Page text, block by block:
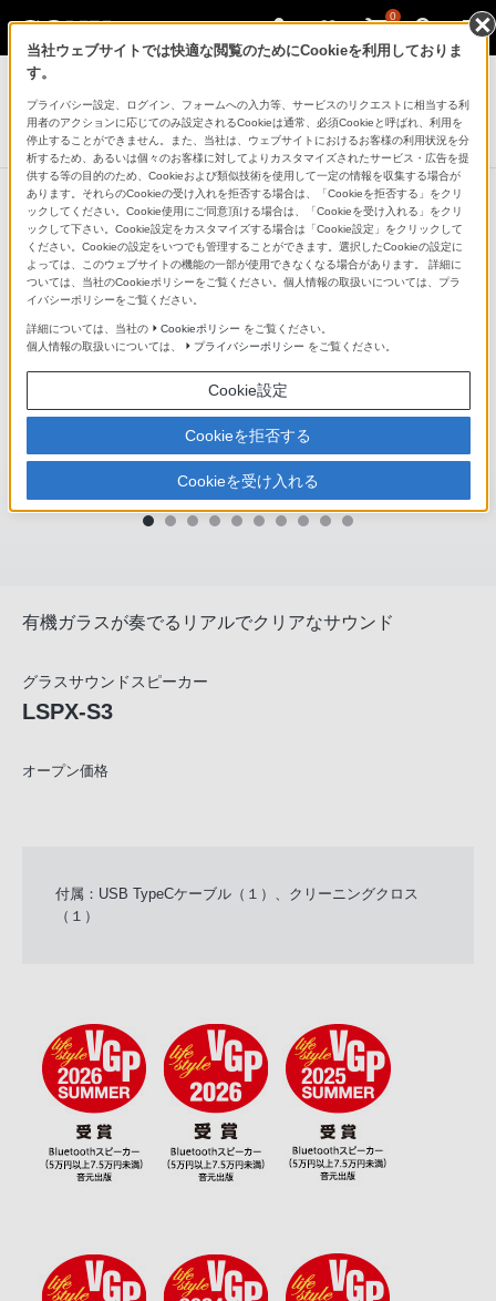
0
アクティブスピーカー/ネックスピーカー
グラスサウンドスピーカー
LSPX-S3
有機ガラスが奏でるリアルでクリアなサウンド
グラスサウンドスピーカー
LSPX-S3
オープン価格
付属：USB TypeCケーブル（１）、クリーニングクロス
（１）
当社ウェブサイトでは快適な閲覧のためにCookieを利用しておりま
す。
プライバシー設定、ログイン、フォームへの入力等、サービスのリクエストに相当する利
用者のアクションに応じてのみ設定されるCookieは通常、必須Cookieと呼ばれ、利用を
停止することができません。また、当社は、ウェブサイトにおけるお客様の利用状況を分
析するため、あるいは個々のお客様に対してよりカスタマイズされたサービス・広告を提
供する等の目的のため、Cookieおよび類似技術を使用して一定の情報を収集する場合が
あります。それらのCookieの受け入れを拒否する場合は、「Cookieを拒否する」をクリ
ックしてください。Cookie使用にご同意頂ける場合は、「Cookieを受け入れる」をクリ
ックして下さい。Cookie設定をカスタマイズする場合は「Cookie設定」をクリックして
ください。Cookieの設定をいつでも管理することができます。選択したCookieの設定に
よっては、このウェブサイトの機能の一部が使用できなくなる場合があります。 詳細に
ついては、当社のCookieポリシーをご覧ください。個人情報の取扱いについては、プラ
イバシーポリシーをご覧ください。
詳細については、当社の Cookieポリシー をご覧ください。
個人情報の取扱いについては、
プライバシーポリシー をご覧ください。
Cookie設定
Cookieを拒否する
Cookieを受け入れる